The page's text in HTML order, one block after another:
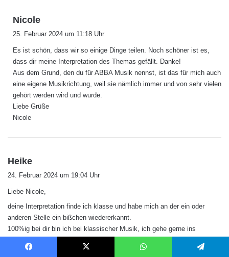
Nicole
t
:
25. Februar 2024 um 11:18 Uhr
Es ist schön, dass wir so einige Dinge teilen. Noch schöner ist es,
dass dir meine Interpretation des Themas gefällt. Danke!
Aus dem Grund, den du für ABBA Musik nennst, ist das für mich auch
eine eigene Musikrichtung, weil sie nämlich immer und von sehr vielen
gehört werden wird und wurde.
Liebe Grüße
Nicole
Heike
t
:
24. Februar 2024 um 19:04 Uhr
Liebe Nicole,
deine Interpretation finde ich klasse und habe mich an der ein oder
anderen Stelle ein bißchen wiedererkannt.
100%ig bei dir bin ich bei klassischer Musik, ich gehe gerne ins
läuft irgendein klassisches Stück, kriege ich die Krise.